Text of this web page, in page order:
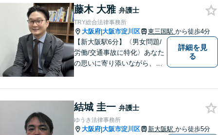
します。まずはお気軽にご相
談にいらしてください。【休
日夜間相談可】
藤木 大雅 弁護士
TRY総合法律事務所
大阪府|大阪市淀川区 東三国駅 から徒歩4分
【新大阪駅6分】〈男女問題/
労働/交通事故に特化〉あなた
の思いに寄り添いながら、明
据えた解決を目指します。
【メール・電話面談可】【東
三国駅4分】
詳細を見
る
結城 圭一 弁護士
ゆうき法律事務所
大阪府|大阪市淀川区 新大阪駅 から徒歩5分